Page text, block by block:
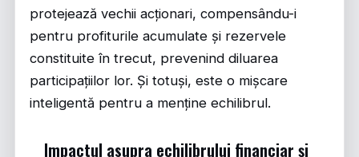
protejează vechii acționari, compensându-i
pentru profiturile acumulate și rezervele
constituite în trecut, prevenind diluarea
participațiilor lor. Și totuși, este o mișcare
inteligentă pentru a menține echilibrul.
Impactul asupra echilibrului financiar și